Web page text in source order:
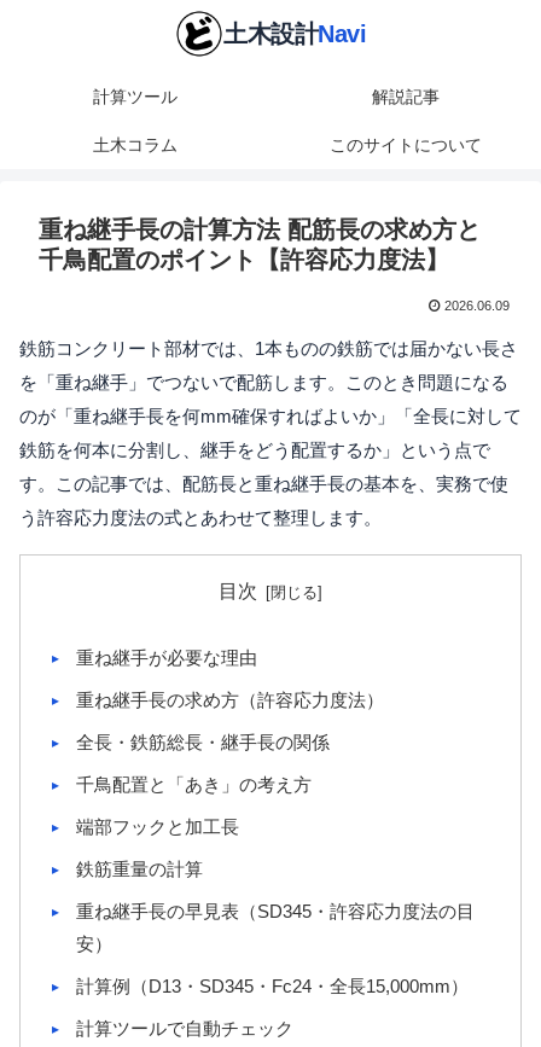
計算ツール 解説記事
土木コラム このサイトについて
重ね継手長の計算方法 配筋長の求め方と
千鳥配置のポイント【許容応力度法】
2026.06.09
鉄筋コンクリート部材では、1本ものの鉄筋では届かない長さ
を「重ね継手」でつないで配筋します。このとき問題になる
のが「重ね継手長を何mm確保すればよいか」「全長に対して
鉄筋を何本に分割し、継手をどう配置するか」という点で
す。この記事では、配筋長と重ね継手長の基本を、実務で使
う許容応力度法の式とあわせて整理します。
目次
重ね継手が必要な理由
重ね継手長の求め方（許容応力度法）
全長・鉄筋総長・継手長の関係
千鳥配置と「あき」の考え方
端部フックと加工長
鉄筋重量の計算
重ね継手長の早見表（SD345・許容応力度法の目
安）
計算例（D13・SD345・Fc24・全長15,000mm）
計算ツールで自動チェック